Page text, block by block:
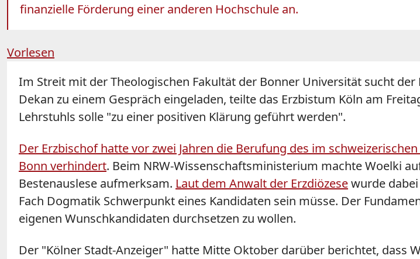
finanzielle Förderung einer anderen Hochschule an.
Vorlesen
Im Streit mit der Theologischen Fakultät der Bonner Universität sucht
Dekan zu einem Gespräch eingeladen, teilte das Erzbistum Köln am
Lehrstuhls solle "zu einer positiven Klärung geführt werden".
Der Erzbischof hatte vor zwei Jahren die Berufung des im
Bonn verhindert. Beim NRW-Wissenschaftsministerium machte Woelki
Bestenauslese aufmerksam. Laut dem Anwalt der Erzdiözesewurde
Fach Dogmatik Schwerpunkt eines Kandidaten sein müsse. Der
eigenen Wunschkandidaten durchsetzen zu wollen.
Der "Kölner Stadt-Anzeiger" hatte Mitte Oktober darüber berichtet, dass